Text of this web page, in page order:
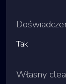
Tak
Własny